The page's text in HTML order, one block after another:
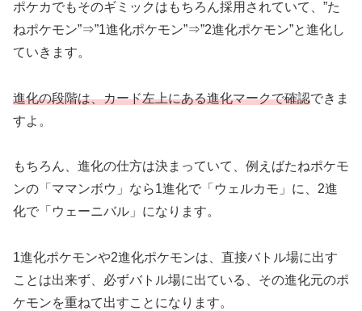
ポケカでもそのギミックはもちろん採用されていて、”た
ねポケモン”⇒”1進化ポケモン”⇒”2進化ポケモン”と進化し
ていきます。
進化の段階は、カード左上にある進化マークで確認できま
すよ。
もちろん、進化の仕方は決まっていて、例えばたねポケモ
ンの「ママンボウ」なら1進化で「ウェルカモ」に、2進
化で「ウェーニバル」になります。
1進化ポケモンや2進化ポケモンは、直接バトル場に出す
ことは出来ず、必ずバトル場に出ている、その進化元のポ
ケモンを重ねて出すことになります。